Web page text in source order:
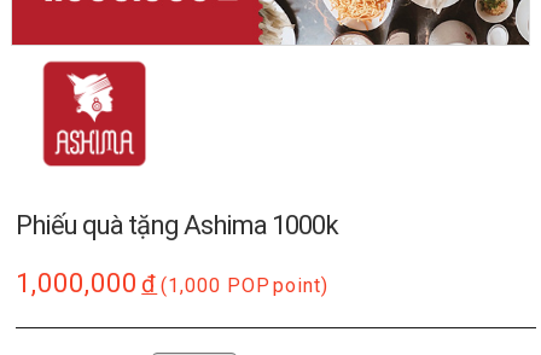
Phiếu quà tặng Ashima 1000k
1,000,000 đ (1,000 POP point)